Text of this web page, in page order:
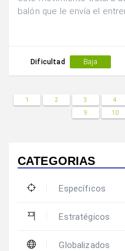
balón que le envía el
Dificultad Baja
1 2 3 4
9
10
CATEGORIAS
Específicos
Estratégicos
Globalizados